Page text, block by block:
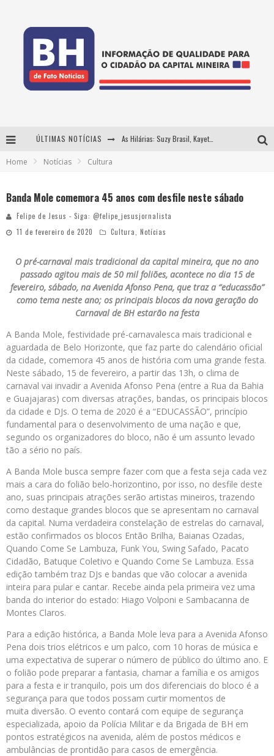
ÚLTIMAS NOTÍCIAS As Hilárias: Suzy Brasil, Kayete e Karoline Absinto retornam a Belo Horizonte para apresentação única no Teatro Sesiminas
Home Notícias Cultura
Banda Mole comemora 45 anos com desfile neste sábado
Felipe de Jesus - Siga: @felipe_jesusjornalista
11 de fevereiro de 2020
Cultura Notícias
O pré-carnaval mais tradicional da capital mineira, que no ano
passado agitou mais de 50 mil foliões, acontece no dia 15 de
fevereiro, sábado, na Avenida Afonso Pena, que traz a “educassão”
como tema neste ano; os principais blocos da nova geração do
Carnaval de BH estarão na festa
A Banda Mole, festividade pré-carnavalesca mais tradicional e
aguardada de Belo Horizonte, que faz parte do calendário oficial
da cidade, comemora 45 anos de história com uma grande festa.
Neste sábado, 15 de fevereiro, a partir das 13h, o clima de
carnaval vai invadir a Avenida Afonso Pena (entre a Rua da Bahia
e Guajajaras) com diversas atrações, bandas, os principais blocos
da cidade e DJs. O tema de 2020 é a “EDUCASSÃO”, princípio
fundamental para o desenvolvimento de uma nação e que,
segundo os organizadores do bloco, não é um assunto levado
tão a sério no país.
A Banda Mole busca sempre fazer com que a festa seja cada vez
mais a cara do folião belo-horizontino, por isso, no desfile deste
ano, suas principais atrações serão artistas mineiros, trazendo
como destaque grandes blocos que se apresentam no carnaval
da capital. Numa verdadeira constelação de estrelas do carnaval,
estão confirmados os blocos Então Brilha, Baianas Ozadas,
Quando Come Se Lambuza, Funk You, Swing Safado, Pacato
Cidadão, Batuque Coletivo e Quando Come Se Lambuza. Essa
edição também traz DJs e bandas que vão colocar a avenida
inteira para pular e cantar. Recebe ainda pela primeira vez uma
banda do interior do estado: Hiago Volponi e Sambacanna de
Montes Claros.
Para a edição histórica, a Banda Mole leva para a Avenida Afonso
Pena dois trios elétricos e um palco, com 10 horas de música e
uma expectativa de superar o número de público do último ano. E
o folião pode preparar a fantasia, chamar a família e os amigos
para a festa e ir tranquilo, pois um dos diferenciais do bloco é a
segurança para que todos possam curtir momentos de
muita diversão. O evento contará com equipe de segurança
especializada, apoio da Polícia Militar e da Brigada de BH em
pontos estratégicos na avenida, além de postos médicos e
ambulâncias de prontidão para casos de emergência.